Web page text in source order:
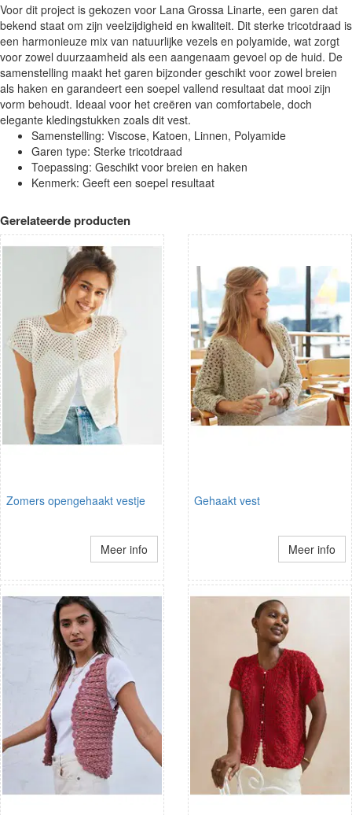
Voor dit project is gekozen voor Lana Grossa Linarte, een garen dat
bekend staat om zijn veelzijdigheid en kwaliteit. Dit sterke tricotdraad is
een harmonieuze mix van natuurlijke vezels en polyamide, wat zorgt
voor zowel duurzaamheid als een aangenaam gevoel op de huid. De
samenstelling maakt het garen bijzonder geschikt voor zowel breien
als haken en garandeert een soepel vallend resultaat dat mooi zijn
vorm behoudt. Ideaal voor het creëren van comfortabele, doch
elegante kledingstukken zoals dit vest.
Samenstelling: Viscose, Katoen, Linnen, Polyamide
Garen type: Sterke tricotdraad
Toepassing: Geschikt voor breien en haken
Kenmerk: Geeft een soepel resultaat
Gerelateerde producten
Zomers opengehaakt vestje
Meer info
Gehaakt vest
Meer info